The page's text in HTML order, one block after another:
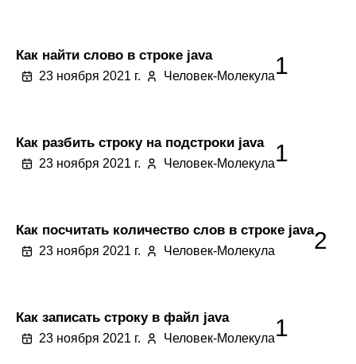
Как найти слово в строке java
23 ноября 2021 г. Человек-Молекула1
Как разбить строку на подстроки java
23 ноября 2021 г. Человек-Молекула1
Как посчитать количество слов в строке java
23 ноября 2021 г. Человек-Молекула 2
Как записать строку в файл java
23 ноября 2021 г. Человек-Молекула1